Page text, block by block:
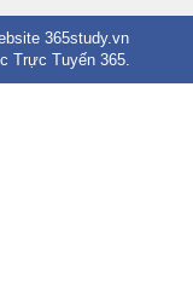
365study.vn
Trực Tuyến 365.